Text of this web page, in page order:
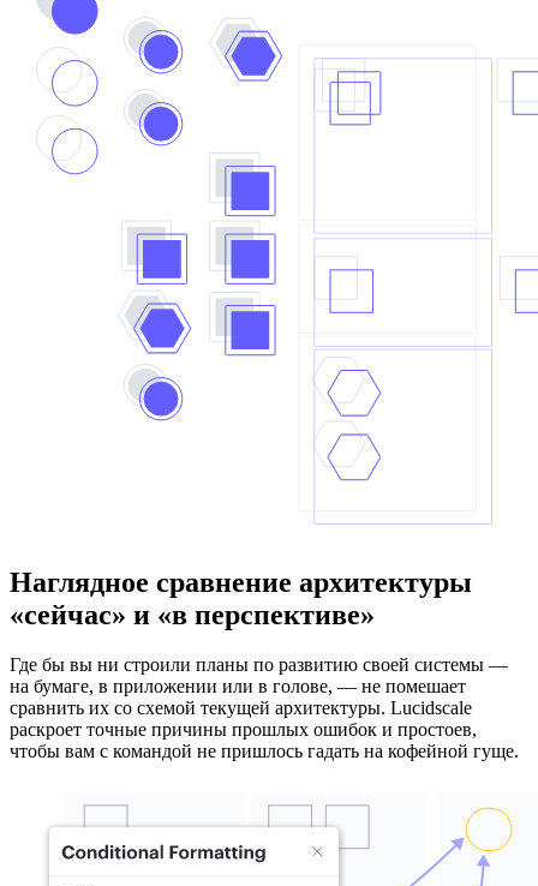
Наглядное сравнение архитектуры
«сейчас» и «в перспективе»
Где бы вы ни строили планы по развитию своей системы —
на бумаге, в приложении или в голове, — не помешает
сравнить их со схемой текущей архитектуры. Lucidscale
раскроет точные причины прошлых ошибок и простоев,
чтобы вам с командой не пришлось гадать на кофейной гуще.